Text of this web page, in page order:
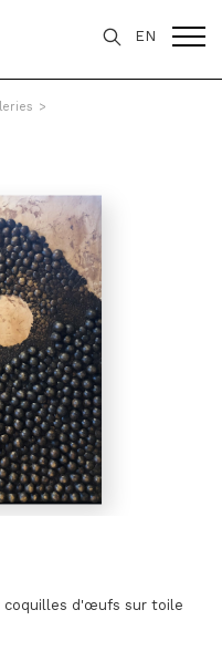
EN
>
coquilles d'œufs sur toile